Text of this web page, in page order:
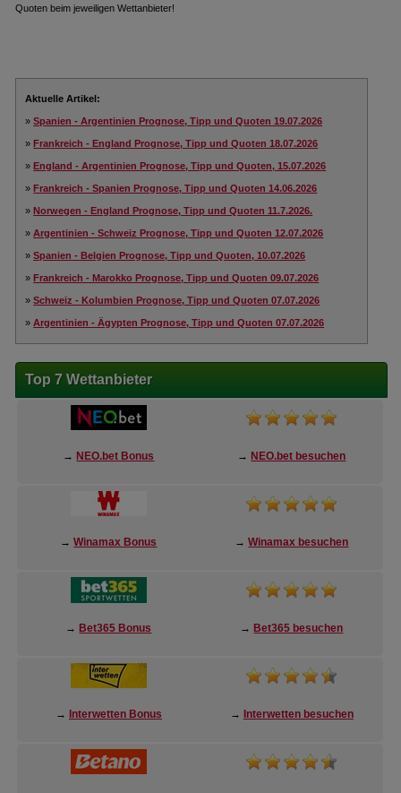
Quoten beim jeweiligen Wettanbieter!
Aktuelle Artikel:
»Spanien - Argentinien Prognose, Tipp und Quoten 19.07.2026
»Frankreich - England Prognose, Tipp und Quoten 18.07.2026
»England - Argentinien Prognose, Tipp und Quoten, 15.07.2026
»Frankreich - Spanien Prognose, Tipp und Quoten 14.06.2026
»Norwegen - England Prognose, Tipp und Quoten 11.7.2026.
»Argentinien - Schweiz Prognose, Tipp und Quoten 12.07.2026
»Spanien - Belgien Prognose, Tipp und Quoten, 10.07.2026
»Frankreich - Marokko Prognose, Tipp und Quoten 09.07.2026
»Schweiz - Kolumbien Prognose, Tipp und Quoten 07.07.2026
»Argentinien - Ägypten Prognose, Tipp und Quoten 07.07.2026
Top 7 Wettanbieter
→ NEO.bet Bonus → NEO.bet besuchen
→Winamax Bonus →Winamax besuchen
→ Bet365 Bonus → Bet365 besuchen
→ Interwetten Bonus → Interwetten besuchen